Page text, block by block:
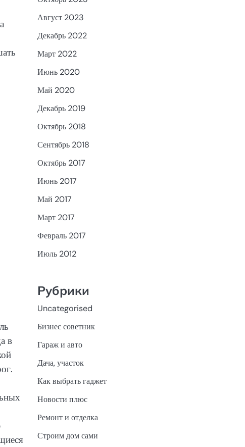
в
Август 2023
Декабрь 2022
Март 2022
Июнь 2020
Май 2020
Декабрь 2019
Октябрь 2018
Сентябрь 2018
Октябрь 2017
Июнь 2017
Май 2017
Март 2017
Февраль 2017
Июль 2012
Рубрики
Uncategorised
Бизнес советник
Гараж и авто
Дача, участок
Как выбрать гаджет
Новости плюс
Ремонт и отделка
Строим дом сами